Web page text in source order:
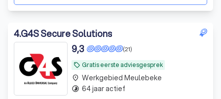
4.G4S Secure Solutions
local_offer Gratis eerste adviesgesprek
(21)
9,3
place Werkgebied Meulebeke
timelapse 64 jaar actief